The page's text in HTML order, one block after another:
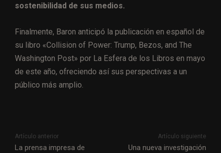
sostenibilidad de sus medios.
Finalmente, Baron anticipó la publicación en español de
su libro «Collision of Power: Trump, Bezos, and The
Washington Post» por La Esfera de los Libros en mayo
de este año, ofreciendo así sus perspectivas a un
público más amplio.
Artículo anterior
La prensa impresa de
Artículo siguiente
Una nueva investigación